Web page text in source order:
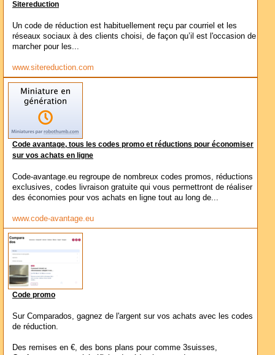
Sitereduction
Un code de réduction est habituellement reçu par courriel et les
réseaux sociaux à des clients choisi, de façon qu’il est l'occasion de
marcher pour les...
www.sitereduction.com
Code avantage, tous les codes promo et réductions pour économiser
sur vos achats en ligne
Code-avantage.eu regroupe de nombreux codes promos, réductions
exclusives, codes livraison gratuite qui vous permettront de réaliser
des économies pour vos achats en ligne tout au long de...
www.code-avantage.eu
Code promo
Sur Comparados, gagnez de l'argent sur vos achats avec les codes
de réduction.
Des remises en €, des bons plans pour comme 3suisses,